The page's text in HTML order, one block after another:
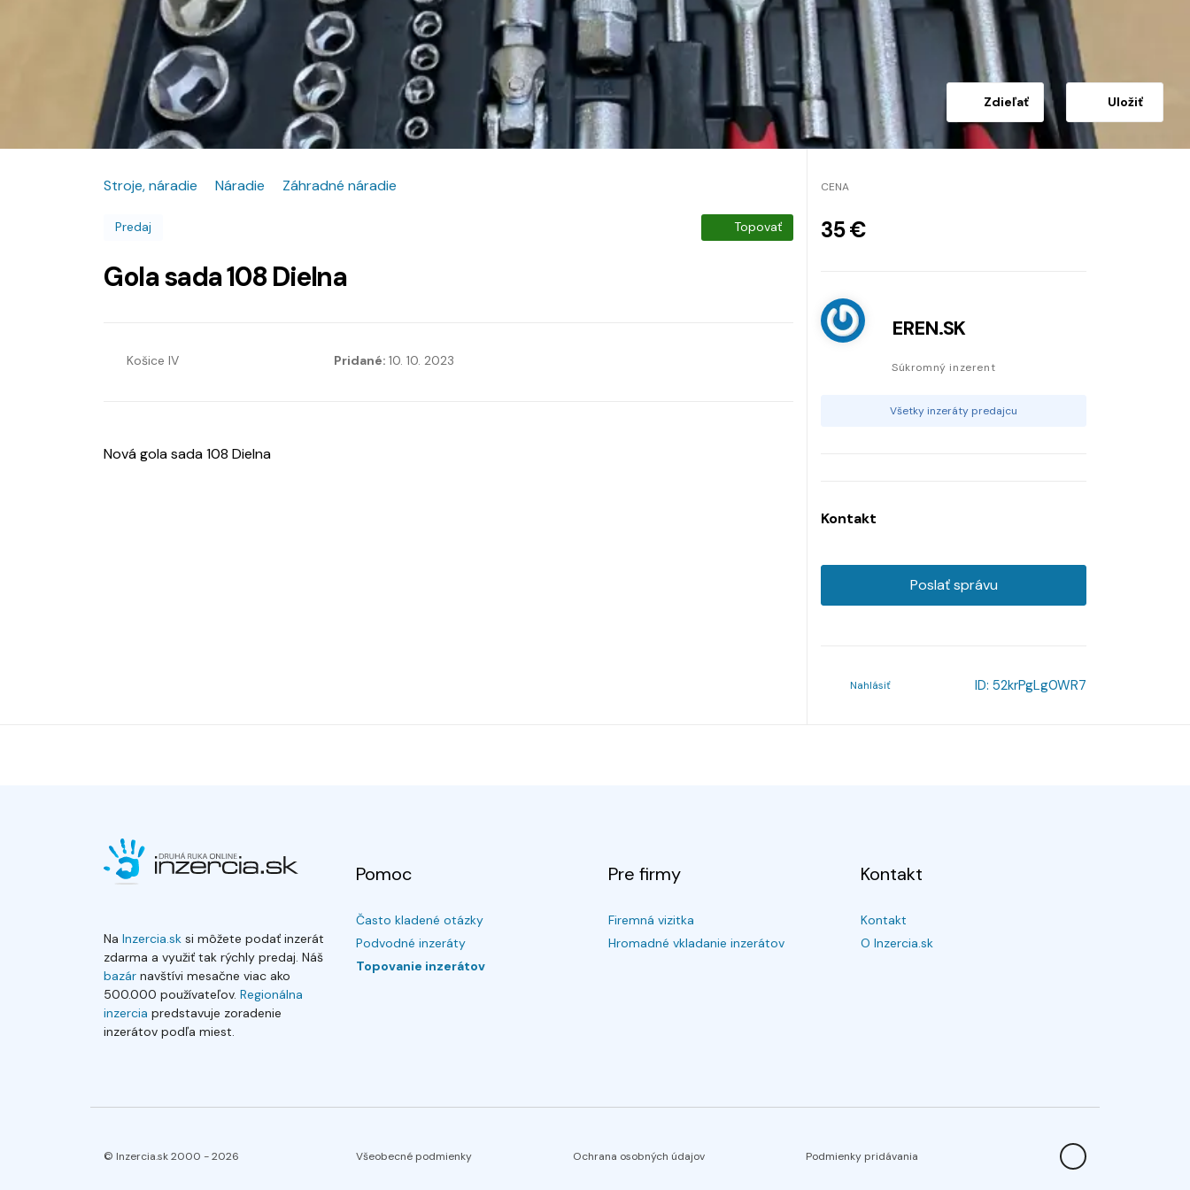
Zdieľať Uložiť
Stroje, náradie Náradie Záhradné náradie
Predaj Topovať
Gola sada 108 Dielna
Košice IV Pridané: 10. 10. 2023
Nová gola sada 108 Dielna
CENA
35 €
EREN.SK
Súkromný inzerent
Všetky inzeráty predajcu
Kontakt
Poslať správu
Nahlásiť ID: 52krPgLg0WR7
Na Inzercia.sk si môžete podať inzerát
zdarma a využiť tak rýchly predaj. Náš
bazár navštívi mesačne viac ako
500.000 používateľov. Regionálna
inzercia predstavuje zoradenie
inzerátov podľa miest.
Pomoc
Často kladené otázky
Podvodné inzeráty
Topovanie inzerátov
Pre firmy
Firemná vizitka
Hromadné vkladanie inzerátov
Kontakt
Kontakt
O Inzercia.sk
© Inzercia.sk 2000 -2026 Všeobecné podmienky Ochrana osobných údajov Podmienky pridávania